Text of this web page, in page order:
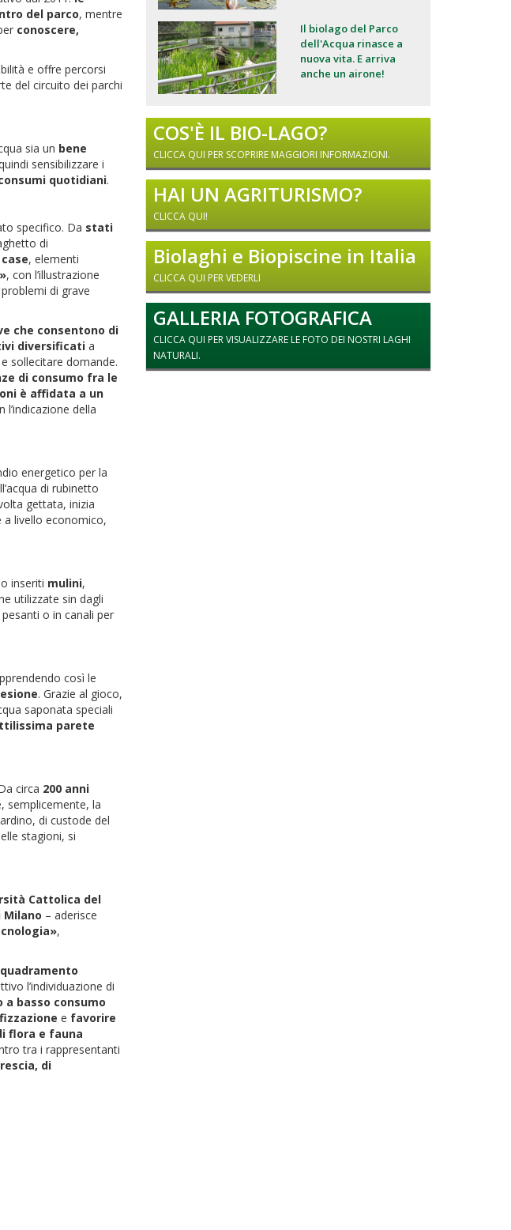
del parco, mentre
conoscere,
e offre percorsi
del circuito dei parchi
sia un bene
sensibilizzare i
quotidiani.
specifico. Da stati
di
, elementi
, con l’illustrazione
di grave
che consentono di
diversificati a
sollecitare domande.
di consumo fra le
è affidata a un
della
energetico per la
di rubinetto
gettata, inizia
livello economico,
inseriti mulini,
utilizzate sin dagli
o in canali per
così le
. Grazie al gioco,
saponata speciali
parete
circa 200 anni
semplicemente, la
di custode del
stagioni, si
Cattolica del
Milano – aderisce
,
l’individuazione di
basso consumo
e favorire
flora e fauna
tra i rappresentanti
di
Il biolago del Parco
dell'Acqua rinasce a
nuova vita. E arriva
anche un airone!
COS'È IL BIO-LAGO?
CLICCA QUI PER SCOPRIRE MAGGIORI INFORMAZIONI.
HAI UN AGRITURISMO?
CLICCA QUI!
Biolaghi e Biopiscine in Italia
CLICCA QUI PER VEDERLI
GALLERIA FOTOGRAFICA
CLICCA QUI PER VISUALIZZARE LE FOTO DEI NOSTRI LAGHI
NATURALI.